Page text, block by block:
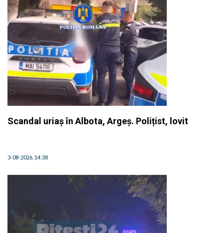
Scandal uriaș în Albota, Argeș. Polițist, lovit
3-08-2026, 14:38